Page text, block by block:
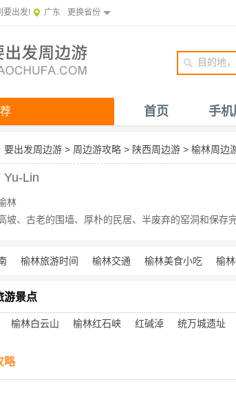
要出发! 广东 更换省份
首页 手
要出发周边游 > 周边游攻略 > 陕西周边游 > 榆林周边
Yu-Lin
林
坡、古老的围墙、厚朴的民居、半废弃的窑洞和保
榆林旅游时间 榆林交通 榆林美食小吃 榆
游景点
榆林白云山 榆林红石峡 红碱淖 统万城遗址
略